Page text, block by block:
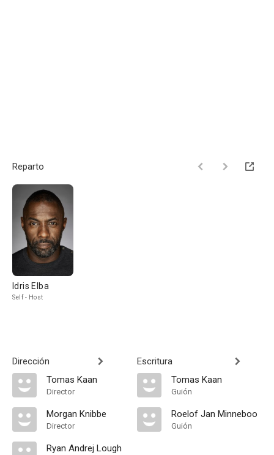
Reparto
Idris Elba
Self - Host
Dirección
Tomas Kaan
Director
Morgan Knibbe
Director
Ryan Andrej Lough
Escritura
Tomas Kaan
Guión
Roelof Jan Minneboo
Guión